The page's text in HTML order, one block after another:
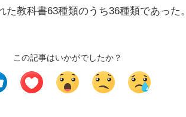
教科書63種類のうち36種類であった。
この記事はいかがでしたか？